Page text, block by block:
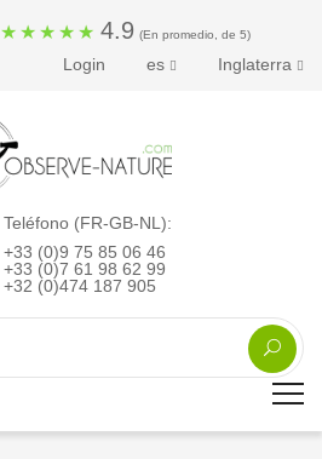
★ ★ ★ ★ ★ 4.9 (En promedio, de 5)
Login es Inglaterra
Teléfono (FR-GB-NL):
+33 (0)9 75 85 06 46
+33 (0)7 61 98 62 99
+32 (0)474 187 905